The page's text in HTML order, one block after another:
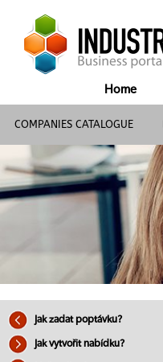
Home
COMPANIES CATALOGUE
Jak zadat poptávku?
Jak vytvořit nabídku?